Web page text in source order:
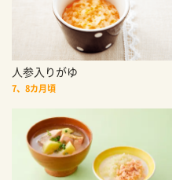
人参入りがゆ
7、8カ月頃